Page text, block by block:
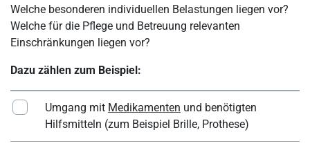
Welche besonderen individuellen Belastungen liegen vor?
Welche für die Pflege und Betreuung relevanten
Einschränkungen liegen vor?
Dazu zählen zum Beispiel:
Umgang mit Medikamenten und benötigten
Hilfsmitteln (zum Beispiel Brille, Prothese)